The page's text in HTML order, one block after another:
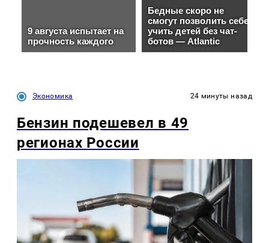
Экономика 24 минуты назад
Бензин подешевел в 49
регионах России